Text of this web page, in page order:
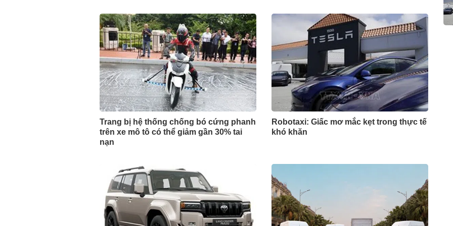
Trang bị hệ thống chống bó cứng phanh
trên xe mô tô có thể giảm gần 30% tai
nạn
Robotaxi: Giấc mơ mắc kẹt trong thực tế
khó khăn